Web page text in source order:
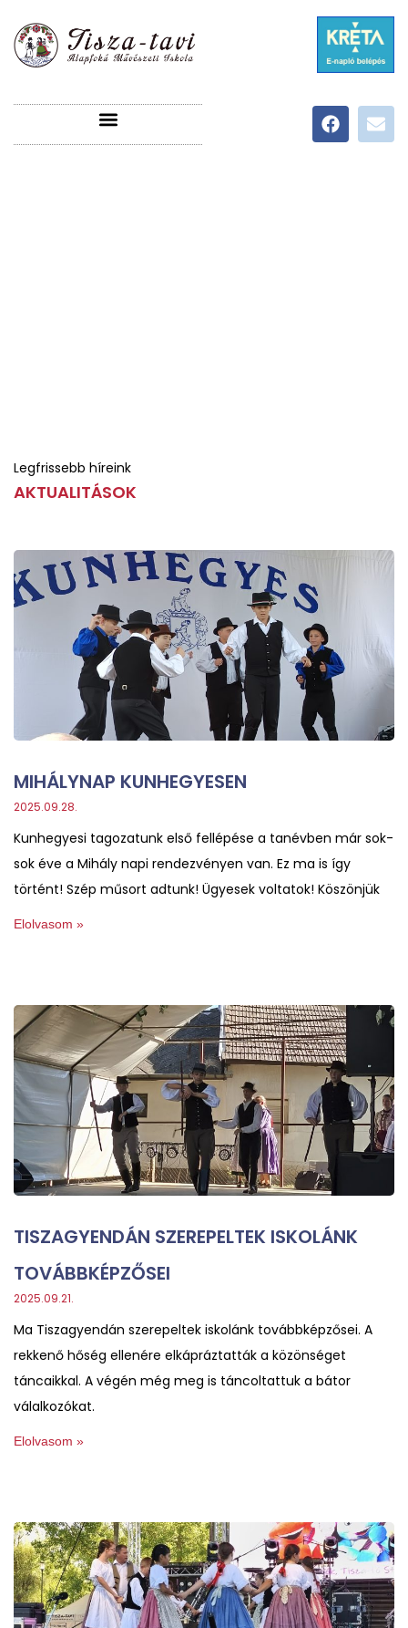
Legfrissebb híreink
AKTUALITÁSOK
MIHÁLYNAP KUNHEGYESEN
2025.09.28.
Kunhegyesi tagozatunk első fellépése a tanévben már sok-
sok éve a Mihály napi rendezvényen van. Ez ma is így
történt! Szép műsort adtunk! Ügyesek voltatok! Köszönjük
Elolvasom »
TISZAGYENDÁN SZEREPELTEK ISKOLÁNK
TOVÁBBKÉPZŐSEI
2025.09.21.
Ma Tiszagyendán szerepeltek iskolánk továbbképzősei. A
rekkenő hőség ellenére elkápráztatták a közönséget
táncaikkal. A végén még meg is táncoltattuk a bátor
válalkozókat.
Elolvasom »